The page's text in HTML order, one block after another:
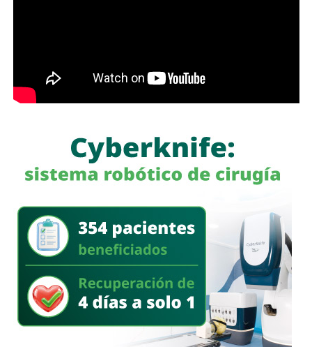
insumos incluidos, lo que beneficiará principalmente a
madres y padres de familia, personas adultas mayores y
comunitarios en favor del bienestar social.